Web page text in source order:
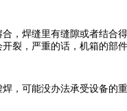
焊缝里有缝隙或者结合
裂，严重的话，机箱的部件
可能没办法承受设备的重